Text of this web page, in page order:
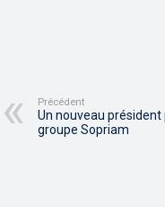
Précédent
Un nouveau président
groupe Sopriam